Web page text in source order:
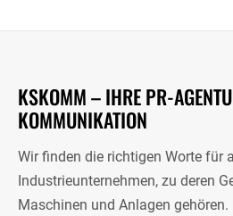
KSKOMM – IHRE PR-
KOMMUNIKATION
Wir finden die richtigen Worte für
Industrieunternehmen, zu deren
Maschinen und Anlagen gehören.